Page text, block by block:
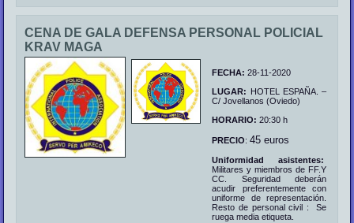
CENA DE GALA DEFENSA PERSONAL POLICIAL
KRAV MAGA
FECHA:28-11-2020
LUGAR:
HOTEL ESPAÑA. –
C/ Jovellanos (Oviedo)
HORARIO: 20:30 h
PRECIO:45 euros
Uniformidad asistentes:
Militares y miembros de FF.Y
CC. Seguridad deberán
acudir preferentemente con
uniforme de representación.
Resto de personal civil : Se
ruega media etiqueta.